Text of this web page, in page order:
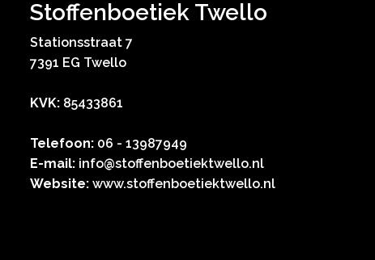
Stoffenboetiek Twello
Stationsstraat 7
7391 EG Twello
KVK: 85433861
Telefoon: 06 - 13987949
E-mail: info@stoffenboetiektwello.nl
Website: www.stoffenboetiektwello.nl